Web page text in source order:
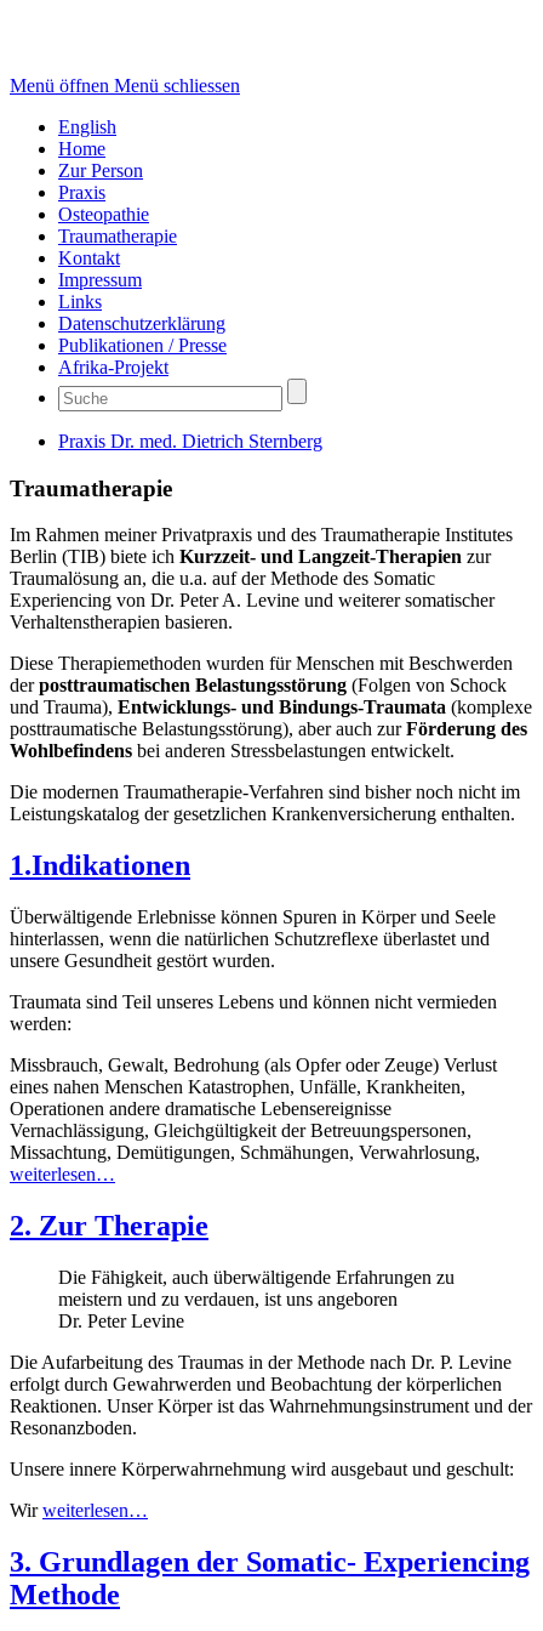
Menü öffnen Menü schliessen
English
Home
Zur Person
Praxis
Osteopathie
Traumatherapie
Kontakt
Impressum
Links
Datenschutzerklärung
Publikationen / Presse
Afrika-Projekt
Praxis Dr. med. Dietrich Sternberg
Traumatherapie
Im Rahmen meiner Privatpraxis und des Traumatherapie Institutes
Berlin (TIB) biete ich Kurzzeit- und Langzeit-Therapien zur
Traumalösung an, die u.a. auf der Methode des Somatic
Experiencing von Dr. Peter A. Levine und weiterer somatischer
Verhaltenstherapien basieren.
Diese Therapiemethoden wurden für Menschen mit Beschwerden
derposttraumatischen Belastungsstörung (Folgen von Schock
und Trauma), Entwicklungs- und Bindungs-Traumata (komplexe
posttraumatische Belastungsstörung), aber auch zurFörderung des
Wohlbefindens bei anderen Stressbelastungen entwickelt.
Die modernen Traumatherapie-Verfahren sind bisher noch nicht im
Leistungskatalog der gesetzlichen Krankenversicherung enthalten.
1.Indikationen
Überwältigende Erlebnisse können Spuren in Körper und Seele
hinterlassen, wenn die natürlichen Schutzreflexe überlastet und
unsere Gesundheit gestört wurden.
Traumata sind Teil unseres Lebens und können nicht vermieden
werden:
Missbrauch, Gewalt, Bedrohung (als Opfer oder Zeuge) Verlust
eines nahen Menschen Katastrophen, Unfälle, Krankheiten,
Operationen andere dramatische Lebensereignisse
Vernachlässigung, Gleichgültigkeit der Betreuungspersonen,
Missachtung, Demütigungen, Schmähungen, Verwahrlosung,
weiterlesen…
2. Zur Therapie
Die Fähigkeit, auch überwältigende Erfahrungen zu
meistern und zu verdauen, ist uns angeboren
Dr. Peter Levine
Die Aufarbeitung des Traumas in der Methode nach Dr. P. Levine
erfolgt durch Gewahrwerden und Beobachtung der körperlichen
Reaktionen. Unser Körper ist das Wahrnehmungsinstrument und der
Resonanzboden.
Unsere innere Körperwahrnehmung wird ausgebaut und geschult:
Wirweiterlesen…
3. Grundlagen der Somatic- Experiencing
Methode